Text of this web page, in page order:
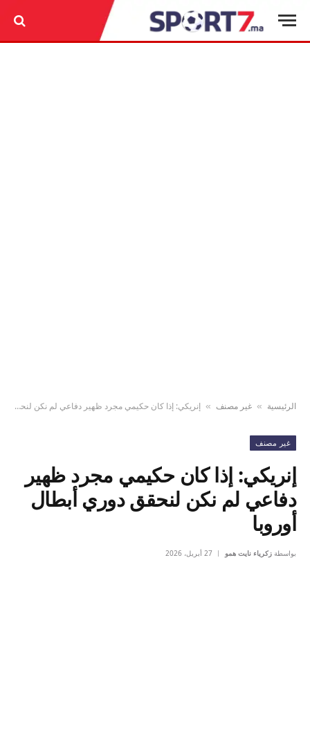
الرئيسية » غير مصنف » إنريكي: إذا كان حكيمي مجرد ظهير دفاعي لم نكن لنحقق دوري أبطال أوروبا
غير مصنف
إنريكي: إذا كان حكيمي مجرد ظهير
دفاعي لم نكن لنحقق دوري أبطال
أوروبا
بواسطة زكرياء نايت همو 27 أبريل، 2026